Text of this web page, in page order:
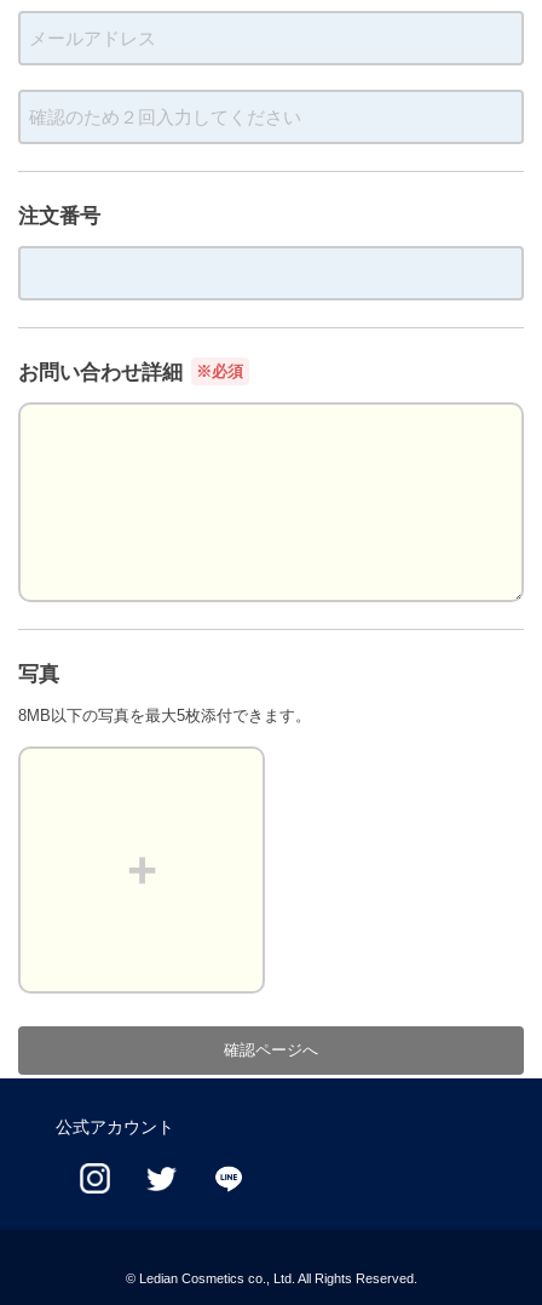
注文番号
お問い合わせ詳細 ※必須
写真
8MB以下の写真を最大5枚添付できます。
+
確認ページへ
公式アカウント
© Ledian Cosmetics co., Ltd. All Rights Reserved.